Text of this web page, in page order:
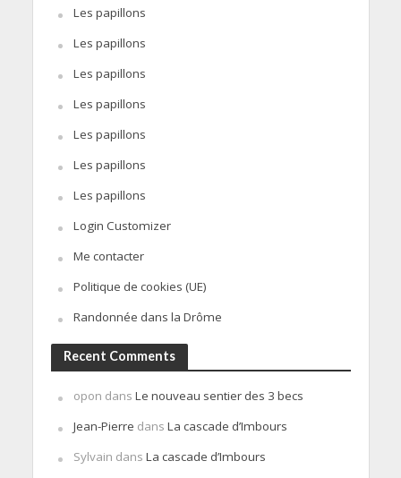
Les papillons
Les papillons
Les papillons
Les papillons
Les papillons
Les papillons
Les papillons
Login Customizer
Me contacter
Politique de cookies (UE)
Randonnée dans la Drôme
Recent Comments
opon dans Le nouveau sentier des 3 becs
Jean-Pierre dans La cascade d’Imbours
Sylvain dans La cascade d’Imbours